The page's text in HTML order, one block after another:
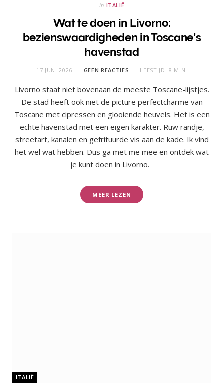
in ITALIË
Wat te doen in Livorno:
bezienswaardigheden in Toscane’s
havenstad
17 JUNI 2026 GEEN REACTIES LEESTIJD: 8 MIN.
Livorno staat niet bovenaan de meeste Toscane-lijstjes.
De stad heeft ook niet de picture perfectcharme van
Toscane met cipressen en glooiende heuvels. Het is een
echte havenstad met een eigen karakter. Ruw randje,
streetart, kanalen en gefrituurde vis aan de kade. Ik vind
het wel wat hebben. Dus ga met me mee en ontdek wat
je kunt doen in Livorno.
MEER LEZEN
ITALIË